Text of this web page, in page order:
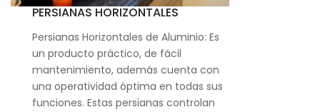
PERSIANAS HORIZONTALES
Persianas Horizontales de Aluminio: Es
un producto práctico, de fácil
mantenimiento, además cuenta con
una operatividad óptima en todas sus
funciones. Estas persianas controlan